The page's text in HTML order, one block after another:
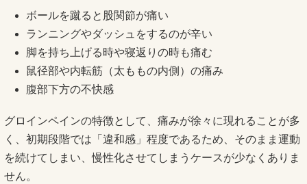
ボールを蹴ると股関節が痛い
ランニングやダッシュをするのが辛い
脚を持ち上げる時や寝返りの時も痛む
鼠径部や内転筋（太ももの内側）の痛み
腹部下方の不快感
グロインペインの特徴として、痛みが徐々に現れることが多
く、初期段階では「違和感」程度であるため、そのまま運動
を続けてしまい、慢性化させてしまうケースが少なくありま
せん。